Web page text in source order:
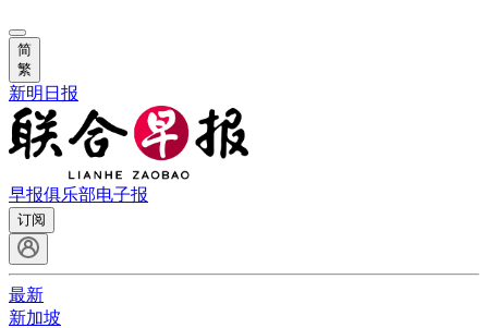
简
繁
新明日报
早报俱乐部电子报
订阅
最新
新加坡